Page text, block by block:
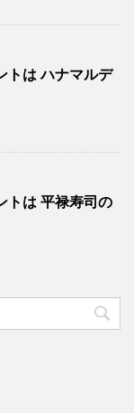
トは ハナマルデ
トは 平禄寿司の